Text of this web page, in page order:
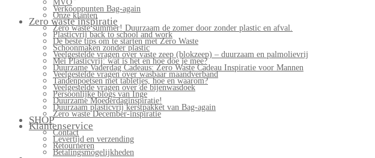
MVO
Verkooppunten Bag-again
Onze klanten
Zero waste inspiratie
Zero waste summer! Duurzaam de zomer door zonder plastic en afval.
Plasticvrij back to school and work
De beste tips om te starten met Zero Waste
Schoonmaken zonder plastic
Veelgestelde vragen over vaste zeep (blokzeep) – duurzaam en palmolievrij
Mei Plasticvrij: wat is het en hoe doe je mee?
Duurzame Vaderdag Cadeaus: Zero Waste Cadeau Inspiratie voor Mannen
Veelgestelde vragen over wasbaar maandverband
Tandenpoetsen met tabletjes, hoe en waarom?
Veelgestelde vragen over de bijenwasdoek
Persoonlijke blogs van Inge
Duurzame Moederdaginspiratie!
Duurzaam plasticvrij kerstpakket van Bag-again
Zero waste December-inspiratie
SHOP
Klantenservice
Contact
Levertijd en verzending
Retourneren
Betalingsmogelijkheden